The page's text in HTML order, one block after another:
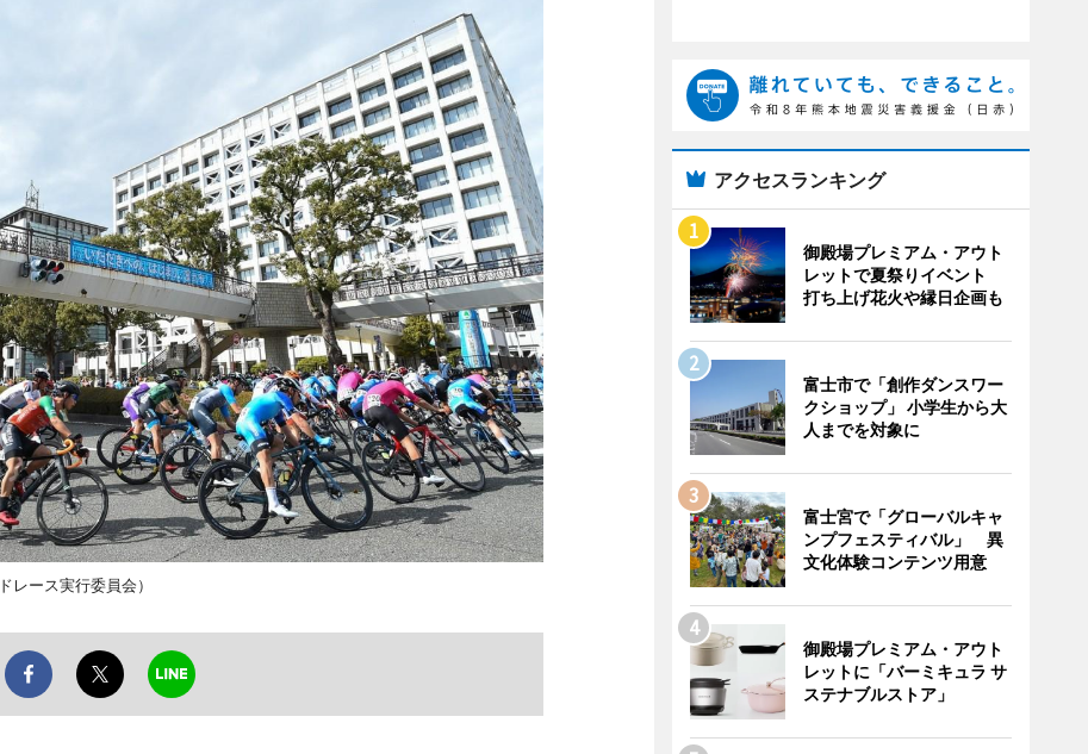
レース実行委員会）
アクセスランキング
御殿場プレミアム・アウト
レットで夏祭りイベント
打ち上げ花火や縁日企画も
富士市で「創作ダンスワー
クショップ」 小学生から大
人までを対象に
富士宮で「グローバルキャ
ンプフェスティバル」 異
文化体験コンテンツ用意
御殿場プレミアム・アウト
レットに「バーミキュラ サ
ステナブルストア」